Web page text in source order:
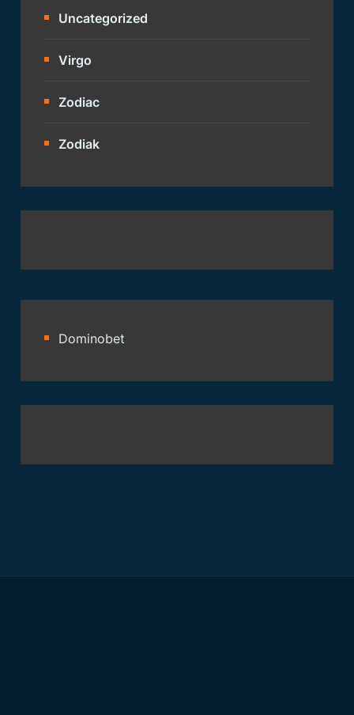
Uncategorized
Virgo
Zodiac
Zodiak
Dominobet